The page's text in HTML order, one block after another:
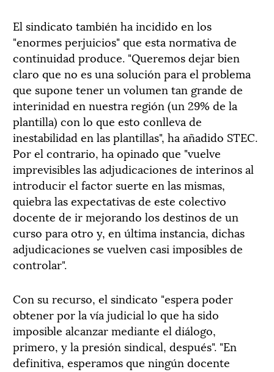
El sindicato también ha incidido en los
"enormes perjuicios" que esta normativa de
continuidad produce. "Queremos dejar bien
claro que no es una solución para el problema
que supone tener un volumen tan grande de
interinidad en nuestra región (un 29% de la
plantilla) con lo que esto conlleva de
inestabilidad en las plantillas", ha añadido STEC.
Por el contrario, ha opinado que "vuelve
imprevisibles las adjudicaciones de interinos al
introducir el factor suerte en las mismas,
quiebra las expectativas de este colectivo
docente de ir mejorando los destinos de un
curso para otro y, en última instancia, dichas
adjudicaciones se vuelven casi imposibles de
controlar".
Con su recurso, el sindicato "espera poder
obtener por la vía judicial lo que ha sido
imposible alcanzar mediante el diálogo,
primero, y la presión sindical, después". "En
definitiva, esperamos que ningún docente